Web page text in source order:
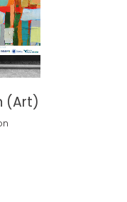
(Art)